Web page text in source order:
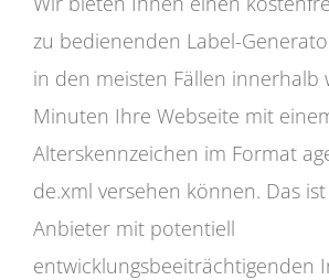
zu bedienenden Label-
in den meisten Fällen innerhalb
Minuten Ihre Webseite mit
Alterskennzeichen im Format
de.xml versehen können. Das
Anbieter mit potentiell
entwicklungsbeeiträchtigenden